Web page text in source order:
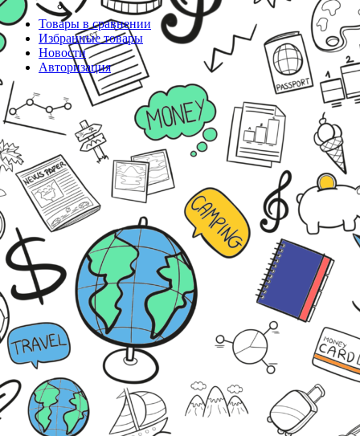
Товары в сравнении
Избранные товары
Новости
Авторизация